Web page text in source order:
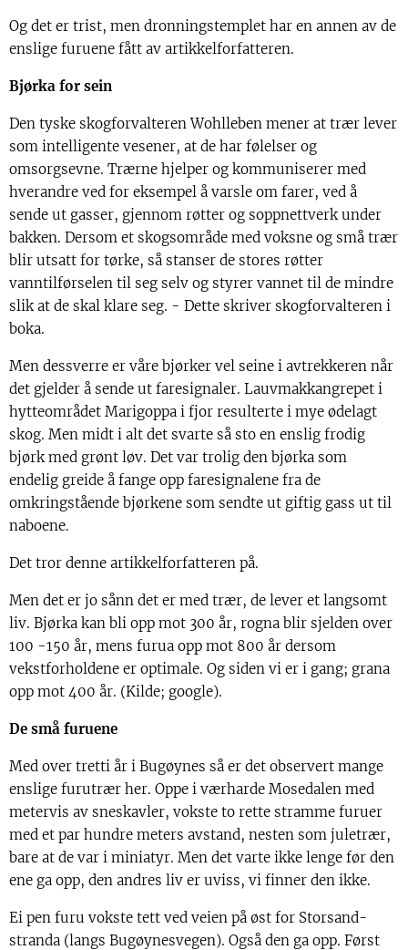
Og det er trist, men dronningstemplet har en annen av de
enslige furuene fått av artikkelforfatteren.
Bjørka for sein
Den tyske skogforvalteren Wohlleben mener at trær lever
som intelligente vesener, at de har følelser og
omsorgsevne. Trærne hjelper og kommuniserer med
hverandre ved for eksempel å varsle om farer, ved å
sende ut gasser, gjennom røtter og soppnettverk under
bakken. Dersom et skogsområde med voksne og små trær
blir utsatt for tørke, så stanser de stores røtter
vanntilførselen til seg selv og styrer vannet til de mindre
slik at de skal klare seg. - Dette skriver skogforvalteren i
boka.
Men dessverre er våre bjørker vel seine i avtrekkeren når
det gjelder å sende ut faresignaler. Lauvmakkangrepet i
hytteområdet Marigoppa i fjor resulterte i mye ødelagt
skog. Men midt i alt det svarte så sto en enslig frodig
bjørk med grønt løv. Det var trolig den bjørka som
endelig greide å fange opp faresignalene fra de
omkringstående bjørkene som sendte ut giftig gass ut til
naboene.
Det tror denne artikkelforfatteren på.
Men det er jo sånn det er med trær, de lever et langsomt
liv. Bjørka kan bli opp mot 300 år, rogna blir sjelden over
100 -150 år, mens furua opp mot 800 år dersom
vekstforholdene er optimale. Og siden vi er i gang; grana
opp mot 400 år. (Kilde; google).
De små furuene
Med over tretti år i Bugøynes så er det observert mange
enslige furutrær her. Oppe i værharde Mosedalen med
metervis av sneskavler, vokste to rette stramme furuer
med et par hundre meters avstand, nesten som juletrær,
bare at de var i miniatyr. Men det varte ikke lenge før den
ene ga opp, den andres liv er uviss, vi finner den ikke.
Ei pen furu vokste tett ved veien på øst for Storsand-
stranda (langs Bugøynesvegen). Også den ga opp. Først